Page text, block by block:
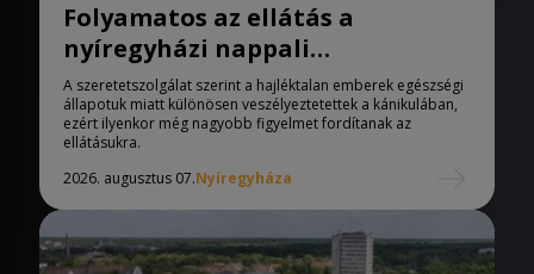
Folyamatos az ellátás a
nyíregyházi nappali
melegedőben
A szeretetszolgálat szerint a hajléktalan emberek egészségi
állapotuk miatt különösen veszélyeztetettek a kánikulában,
ezért ilyenkor még nagyobb figyelmet fordítanak az
ellátásukra.
2026. augusztus 07.Nyíregyháza